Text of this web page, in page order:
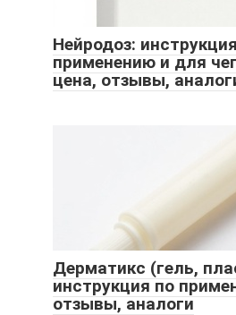
Нейродоз:
применению и для
цена, отзывы,
Дерматикс (гель,
инструкция по
отзывы, аналоги